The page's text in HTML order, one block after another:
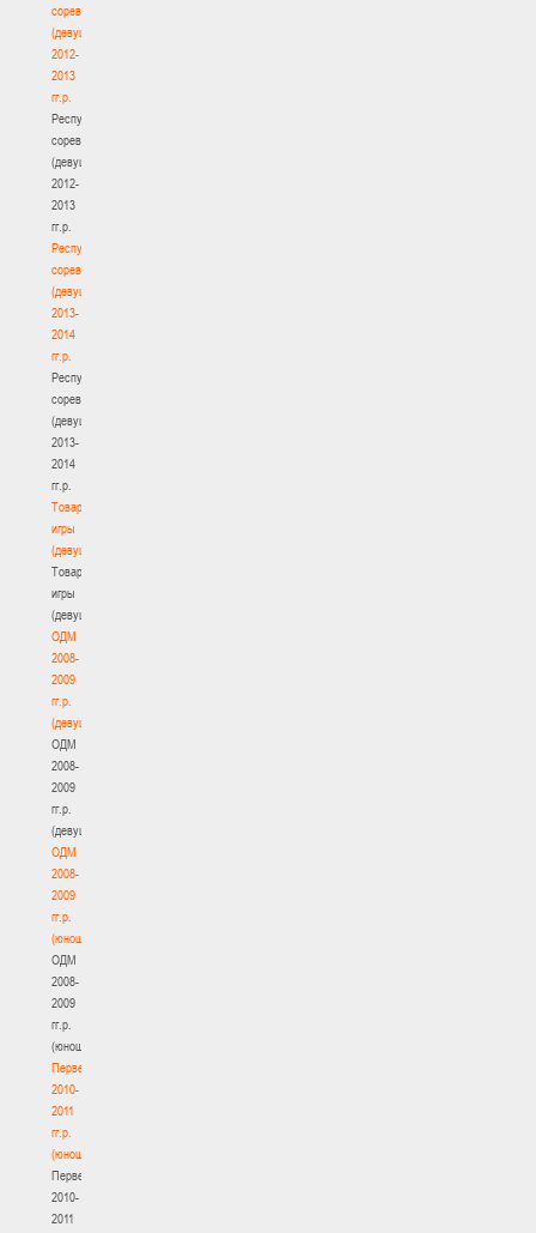
соревнования
(девушки)
2012-
2013
гг.р.
Республиканские
соревнования
(девушки)
2012-
2013
гг.р.
Республиканские
соревнования
(девушки)
2013-
2014
гг.р.
Республиканские
соревнования
(девушки)
2013-
2014
гг.р.
Товарищеские
игры
(девушки)
Товарищеские
игры
(девушки)
ОДМ
2008-
2009
гг.р.
(девушки)
ОДМ
2008-
2009
гг.р.
(девушки)
ОДМ
2008-
2009
гг.р.
(юноши)
ОДМ
2008-
2009
гг.р.
(юноши)
Первенство
2010-
2011
гг.р.
(юноши)
Первенство
2010-
2011